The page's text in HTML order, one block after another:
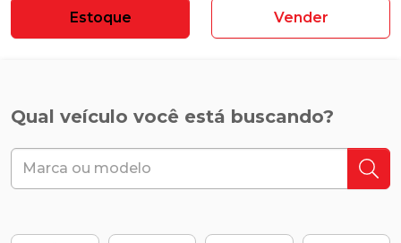
Estoque Vender
Qual veículo você está buscando?